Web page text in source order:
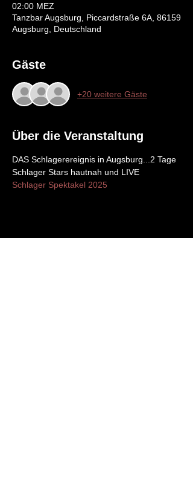
02:00 MEZ
Tanzbar Augsburg, Piccardstraße 6A, 86159
Augsburg, Deutschland
Gäste
+20 weitere Gäste
Über die Veranstaltung
DAS Schlagerereignis in Augsburg...2 Tage
Schlager Stars hautnah und LIVE
Schlager Spektakel 2025